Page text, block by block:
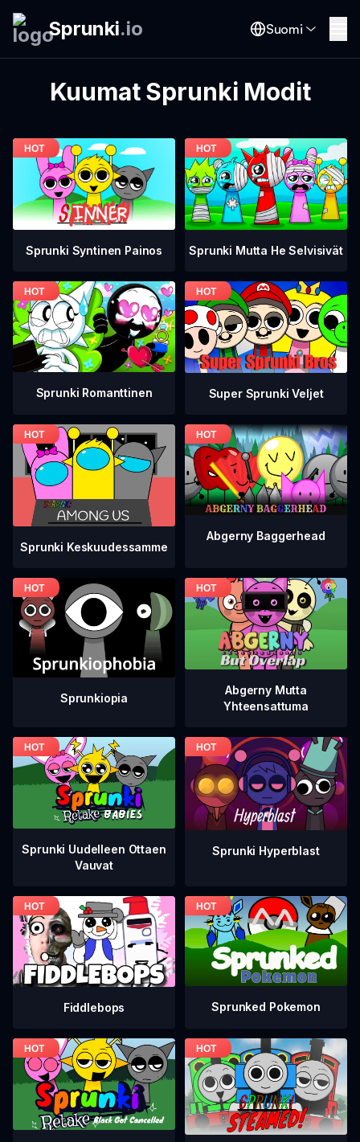
Sprunki.io Suomi
Kuumat Sprunki Modit
Sprunki Syntinen Painos Sprunki Mutta He Selvisivät
Sprunki Romanttinen Super Sprunki Veljet
Sprunki Keskuudessamme
Abgerny Baggerhead
Sprunkiopia
Abgerny Mutta
Yhteensattuma
Sprunki Uudelleen Ottaen
Vauvat
Sprunki Hyperblast
Fiddlebops Sprunked Pokemon